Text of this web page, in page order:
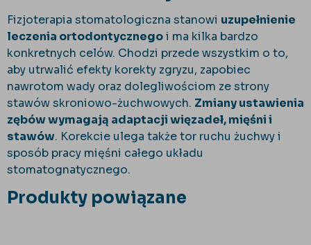
Fizjoterapia stomatologiczna stanowi uzupełnienie
leczenia ortodontycznegoi ma kilka bardzo
konkretnych celów. Chodzi przede wszystkim o to,
aby utrwalić efekty korekty zgryzu, zapobiec
nawrotom wady oraz dolegliwościom ze strony
stawów skroniowo-żuchwowych. Zmiany ustawienia
zębów wymagają adaptacji więzadeł, mięśni i
stawów. Korekcie ulega także tor ruchu żuchwy i
sposób pracy mięśni całego układu
stomatognatycznego.
Produkty powiązane